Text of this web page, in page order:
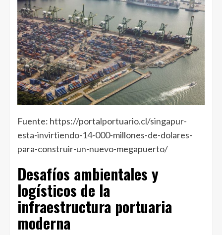
Fuente: https://portalportuario.cl/singapur-
esta-invirtiendo-14-000-millones-de-dolares-
para-construir-un-nuevo-megapuerto/
Desafíos ambientales y
logísticos de la
infraestructura portuaria
moderna